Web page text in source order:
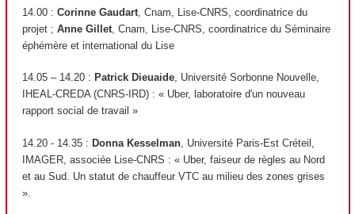
14.00 : Corinne Gaudart , Cnam, Lise-CNRS, coordinatrice du
projet ; Anne Gillet , Cnam, Lise-CNRS, coordinatrice du Séminaire
éphémère et international du Lise
14.05 – 14.20 : Patrick Dieuaide, Université Sorbonne Nouvelle,
IHEAL-CREDA (CNRS-IRD) : « Uber, laboratoire d'un nouveau
rapport social de travail »
14.20 - 14.35 : Donna Kesselman , Université Paris-Est Créteil,
IMAGER, associée Lise-CNRS : « Uber, faiseur de règles au Nord
et au Sud. Un statut de chauffeur VTC au milieu des zones grises
».